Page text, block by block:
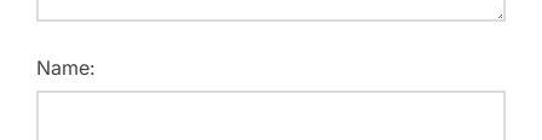
Name: